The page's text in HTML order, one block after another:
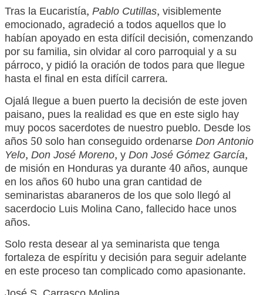
Tras la Eucaristía, Pablo Cutillas, visiblemente
emocionado, agradeció a todos aquellos que lo
habían apoyado en esta difícil decisión, comenzando
por su familia, sin olvidar al coro parroquial y a su
párroco, y pidió la oración de todos para que llegue
hasta el final en esta difícil carrera.
Ojalá llegue a buen puerto la decisión de este joven
paisano, pues la realidad es que en este siglo hay
muy pocos sacerdotes de nuestro pueblo. Desde los
años 50 solo han conseguido ordenarseDon Antonio
Yelo, Don José Moreno, yDon José Gómez García,
de misión en Honduras ya durante 40 años, aunque
en los años 60 hubo una gran cantidad de
seminaristas abaraneros de los que solo llegó al
sacerdocio Luis Molina Cano, fallecido hace unos
años.
Solo resta desear al ya seminarista que tenga
fortaleza de espíritu y decisión para seguir adelante
en este proceso tan complicado como apasionante.